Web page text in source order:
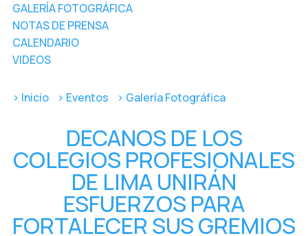
GALERÍA FOTOGRÁFICA
NOTAS DE PRENSA
CALENDARIO
VIDEOS
> Inicio > Eventos > Galería Fotográfica
DECANOS DE LOS
COLEGIOS PROFESIONALES
DE LIMA UNIRÁN
ESFUERZOS PARA
FORTALECER SUS GREMIOS